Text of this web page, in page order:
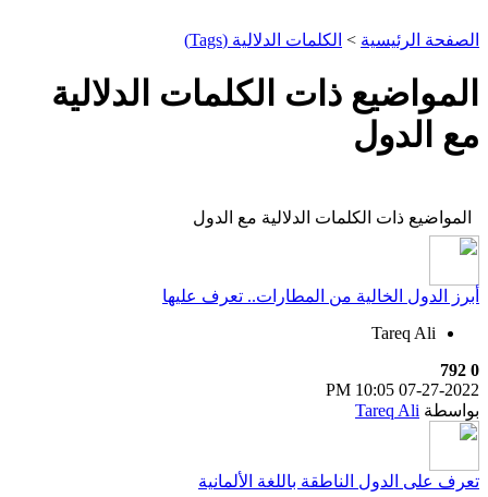
الصفحة الرئيسية > الكلمات الدلالية (Tags)
المواضيع ذات الكلمات الدلالية
مع الدول
المواضيع ذات الكلمات الدلالية مع الدول
أبرز الدول الخالية من المطارات.. تعرف عليها
Tareq Ali
0
792
07-27-2022
10:05 PM
بواسطة Tareq Ali
تعرف على الدول الناطقة باللغة الألمانية